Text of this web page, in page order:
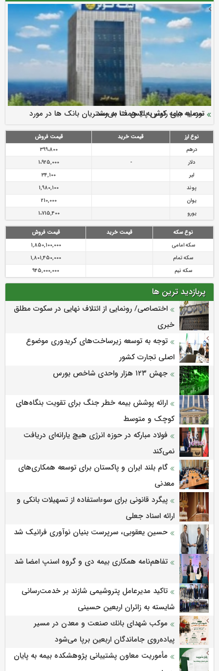
ارزش سهام عدالت بالا رفت
سرمایه بیمه کوثر به ۴ همت می‌رسد
نود ثانیه با فولاد سنگان
تقدیر دبیرکل سندیکای بیمه گران ایران از اقدامات مدیرعامل بیمه
رازی
توصیه های رئیس پلیس فتا به مشتریان بانک ها در مورد
پیشگیری از سرقت های مجازی
نوع ارز قیمت خرید
قیمت فروش
درهم
399،800
دلار
-
1،925,000
لیر
34,100
پوند
1,980,100
یوان
210,000
یورو
1،715,400
نوع سکه قیمت خرید
قیمت فروش
سکه امامی
1,850,100,000
سکه تمام
1,801,450,000
سکه نیم
945,000,000
پربازدید ترین ها
اختصاصی/ رونمایی از ائتلاف‌ نهایی در سکوت مطلق
خبری
توجه به توسعه زیرساخت‌های کریدوری موضوع
اصلی تجارت کشور
جهش ۱۲۳ هزار واحدی شاخص بورس
ارائه پوشش بیمه خطر جنگ برای تقویت بنگاه‌های
کوچک و متوسط
فولاد مبارکه در حوزه انرژی هیچ یارانه‌ای دریافت
نمی‌کند
گام بلند ایران و پاکستان برای توسعه همکاری‌های
معدنی
پیگرد قانونی برای سوءاستفاده از تسهیلات بانکی و
ارائه اسناد جعلی
حسین یعقوبی، سرپرست بنیان نوآوری فرانیک شد
تفاهم‌نامه همکاری بیمه دی و گروه اسنپ امضا شد
تاکید مدیرعامل پتروشیمی شازند بر خدمت‌رسانی
شایسته به زائران اربعین حسینی
موكب شهدای بانك صنعت و معدن در مسیر
پیاده‌روی جاماندگان اربعین برپا می‌شود
مأموریت معاون پشتیبانی پژوهشكده بیمه به پایان